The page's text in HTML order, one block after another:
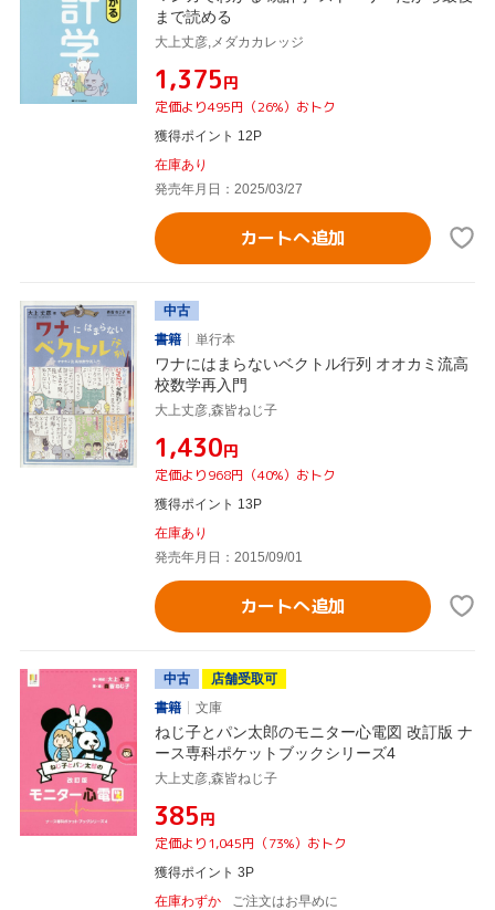
まで読める
大上丈彦,メダカカレッジ
¥1,375円
定価より495円（26%）おトク
獲得ポイント 12P
在庫あり
発売年月日：2025/03/27
カートへ追加
中古
書籍
単行本
ワナにはまらないベクトル行列 オオカミ流高
校数学再入門
大上丈彦,森皆ねじ子
¥1,430円
定価より968円（40%）おトク
獲得ポイント 13P
在庫あり
発売年月日：2015/09/01
カートへ追加
中古
店舗受取可
書籍
文庫
ねじ子とパン太郎のモニター心電図 改訂版 ナ
ース専科ポケットブックシリーズ4
大上丈彦,森皆ねじ子
¥385円
定価より1,045円（73%）おトク
獲得ポイント 3P
在庫わずか
ご注文はお早めに